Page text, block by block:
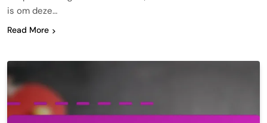
is om deze…
Read More